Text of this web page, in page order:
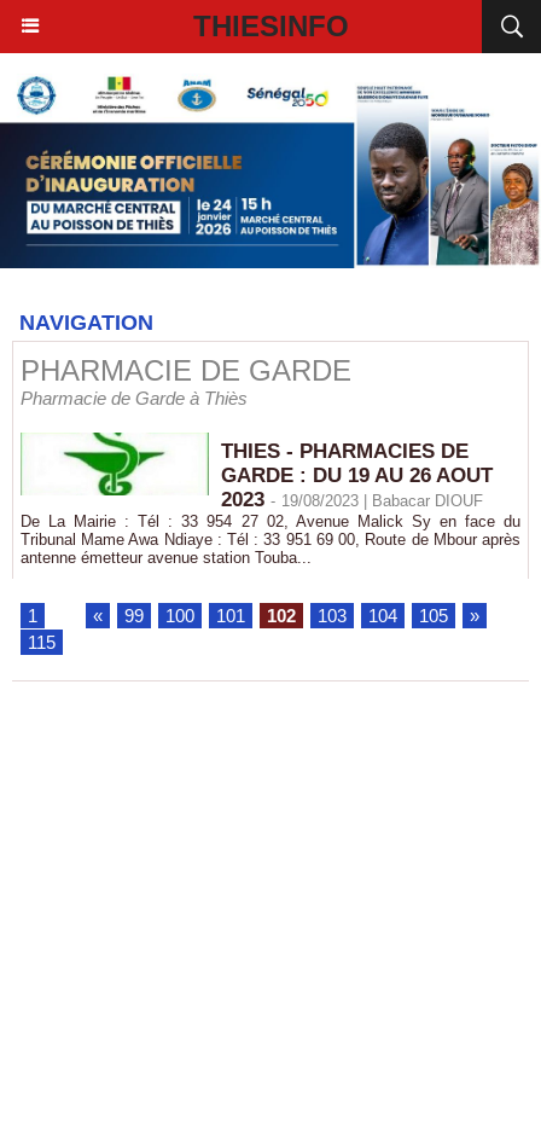
THIESINFO
NAVIGATION
PHARMACIE DE GARDE
Pharmacie de Garde à Thiès
THIES - PHARMACIES DE
GARDE : DU 19 AU 26 AOUT
2023 - 19/08/2023 |
Babacar DIOUF
De La Mairie : Tél : 33 954 27 02, Avenue Malick Sy en face du
Tribunal Mame Awa Ndiaye : Tél : 33 951 69 00, Route de Mbour après
antenne émetteur avenue station Touba...
1 « 99 100 101 102 103 104 105 »
115